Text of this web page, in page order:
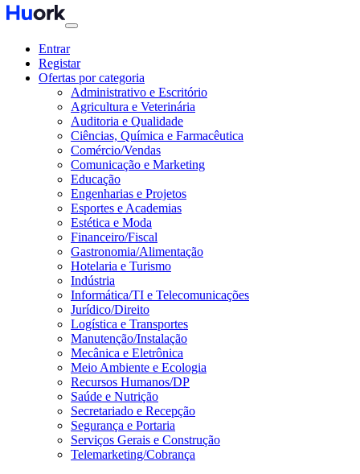
Entrar
Registar
Ofertas por categoria
Administrativo e Escritório
Agricultura e Veterinária
Auditoria e Qualidade
Ciências, Química e Farmacêutica
Comércio/Vendas
Comunicação e Marketing
Educação
Engenharias e Projetos
Esportes e Academias
Estética e Moda
Financeiro/Fiscal
Gastronomia/Alimentação
Hotelaria e Turismo
Indústria
Informática/TI e Telecomunicações
Jurídico/Direito
Logística e Transportes
Manutenção/Instalação
Mecânica e Eletrônica
Meio Ambiente e Ecologia
Recursos Humanos/DP
Saúde e Nutrição
Secretariado e Recepção
Segurança e Portaria
Serviços Gerais e Construção
Telemarketing/Cobrança